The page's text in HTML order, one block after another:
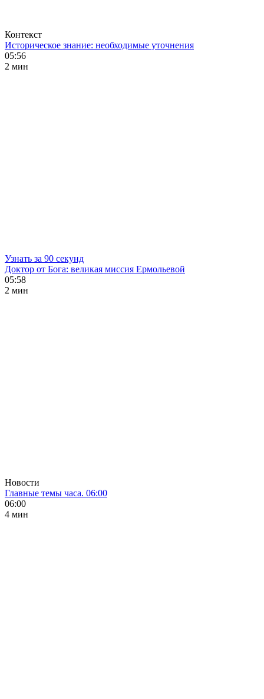
Контекст
Историческое знание: необходимые уточнения
05:56
2 мин
Узнать за 90 секунд
Доктор от Бога: великая миссия Ермольевой
05:58
2 мин
Новости
Главные темы часа. 06:00
06:00
4 мин